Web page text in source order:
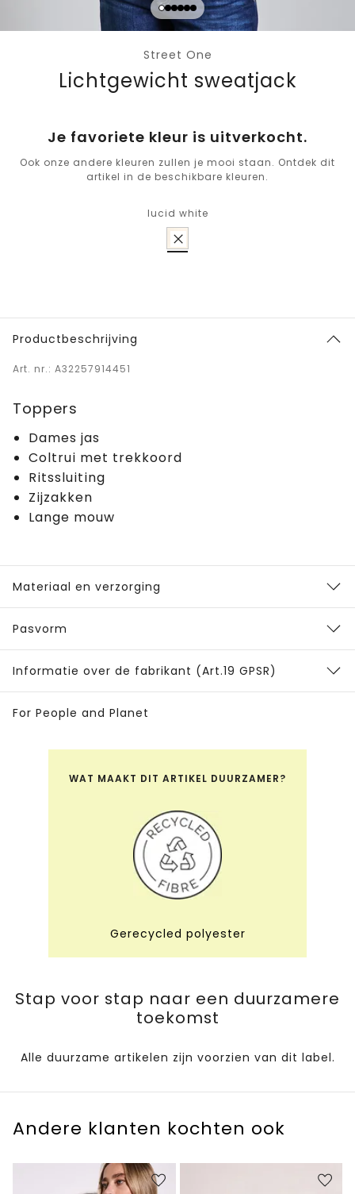
Street One
Lichtgewicht sweatjack
Je favoriete kleur is uitverkocht.
Ook onze andere kleuren zullen je mooi staan. Ontdek dit
artikel in de beschikbare kleuren.
lucid white
Productbeschrijving
Art. nr.: A32257914451
Toppers
Dames jas
Coltrui met trekkoord
Ritssluiting
Zijzakken
Lange mouw
Materiaal en verzorging
Pasvorm
Informatie over de fabrikant (Art.19 GPSR)
For People and Planet
WAT MAAKT DIT ARTIKEL DUURZAMER?
Gerecycled polyester
Stap voor stap naar een duurzamere
toekomst
Alle duurzame artikelen zijn voorzien van dit label.
Andere klanten kochten ook